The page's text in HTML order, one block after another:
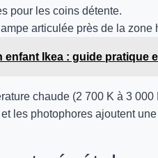
pour les coins détente.
articulée près de la zone
enfant Ikea : guide pratique
chaude (2 700 K à 3
les photophores ajoutent